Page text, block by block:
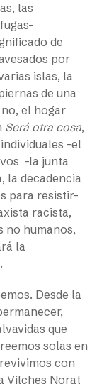
las
de
por
islas, la
de una
el hogar
Será otra cosa,
-el
-la junta
la decadencia
para resistir-
racista,
no humanos,
la
Desde la
que
solas en
con
Vilches Norat